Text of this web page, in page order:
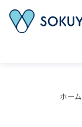
ホーム